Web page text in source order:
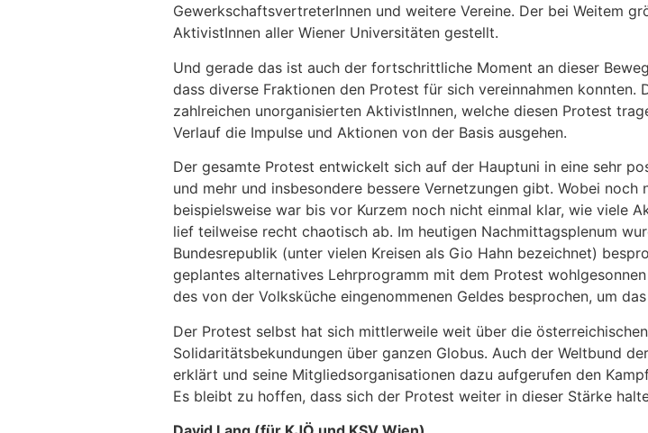
GewerkschaftsvertreterInnen und weitere Vereine. Der bei Weitem
AktivistInnen aller Wiener Universitäten gestellt.
Und gerade das ist auch der fortschrittliche Moment an dieser
dass diverse Fraktionen den Protest für sich vereinnahmen
zahlreichen unorganisierten AktivistInnen, welche diesen Protest
Verlauf die Impulse und Aktionen von der Basis ausgehen.
Der gesamte Protest entwickelt sich auf der Hauptuni in eine sehr
und mehr und insbesondere bessere Vernetzungen gibt. Wobei
beispielsweise war bis vor Kurzem noch nicht einmal klar, wie viele
lief teilweise recht chaotisch ab. Im heutigen Nachmittagsplenum
Bundesrepublik (unter vielen Kreisen als Gio Hahn bezeichnet)
geplantes alternatives Lehrprogramm mit dem Protest
des von der Volksküche eingenommenen Geldes besprochen, um
Der Protest selbst hat sich mittlerweile weit über die
Solidaritätsbekundungen über ganzen Globus. Auch der Weltbund
erklärt und seine Mitgliedsorganisationen dazu aufgerufen den
Es bleibt zu hoffen, dass sich der Protest weiter in dieser Stärke